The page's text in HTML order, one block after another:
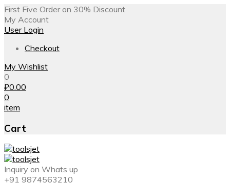
First Five Order on 30% Discount
My Account
User Login
Checkout
My Wishlist
0
₽0.00
0
item
Cart
Inquiry on Whats up
+91 9874563210